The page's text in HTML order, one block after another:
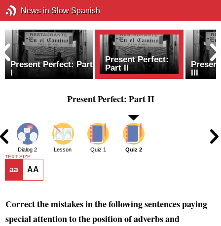
News in Slow Spanish
Present Perfect: Part
I
Present Perfect:
Part II
III
Present Perfect: Part II
Dialog 2 Lesson Quiz 1 Quiz 2
TEXT SIZE
aa AA
Correct the mistakes in the following sentences paying
special attention to the position of adverbs and